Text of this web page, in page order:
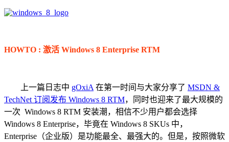
HOWTO : 激活 Windows 8 Enterprise RTM
上一篇日志中 gOxiA在第一时间与大家分享了 MSDN &
TechNet 订阅发布 Windows 8 RTM，同时也迎来了最大规模的
一次 Windows 8 RTM 安装潮，相信不少用户都会选择
Windows 8 Enterprise，毕竟在 Windows 8 SKUs 中，
Enterprise（企业版）是功能最全、最强大的。但是，按照微软